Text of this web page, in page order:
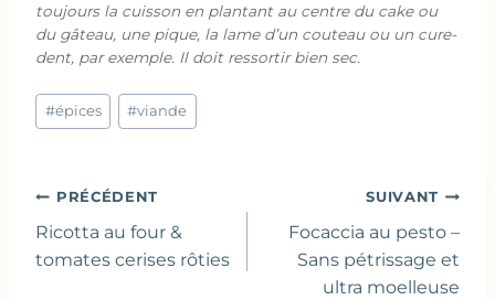
toujours la cuisson en plantant au centre du cake ou
du gâteau, une pique, la lame d’un couteau ou un cure-
dent, par exemple. Il doit ressortir bien sec.
Étiquettes
de
#épices #viande
Navigation
de
l’article
PRÉCÉDENT
Ricotta au four &
tomates cerises rôties
SUIVANT
Focaccia au pesto –
Sans pétrissage et
ultra moelleuse